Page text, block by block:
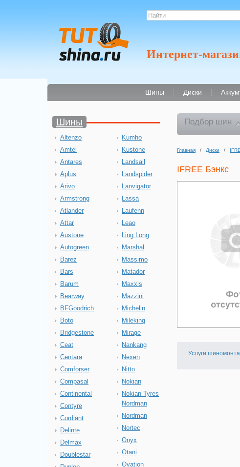
Интернет-
Шины Диски
Шины
Altenzo
Amtel
Antares
Aplus
Arivo
Armstrong
Atlander
Attar
Austone
Autogreen
Barez
Bars
Barum
Bearway
BFGoodrich
Boto
Bridgestone
Ceat
Centara
Comforser
Compasal
Continental
Contyre
Cordiant
Delinte
Delmax
Doublestar
Kumho
Kustone
Landsail
Landspider
Lanvigator
Lassa
Laufenn
Leao
Ling Long
Marshal
Massimo
Matador
Maxxis
Mazzini
Michelin
Mileking
Mirage
Nankang
Nexen
Nitto
Nokian
Nokian Tyres
Nordman
Nordman
Nortec
Onyx
Otani
Ovation
Подбор шин
Главная / Диски /
IFREE Бэнкс
Услуги